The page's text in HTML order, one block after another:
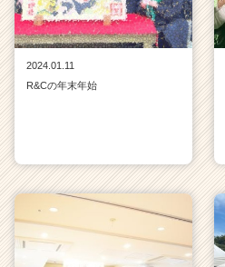
2024.01.11
R&Cの年末年始